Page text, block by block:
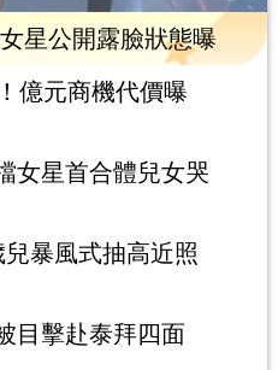
星公開露臉狀態曝
億元商機代價曝
星首合體兒女哭
暴風式抽高近照
目擊赴泰拜四面